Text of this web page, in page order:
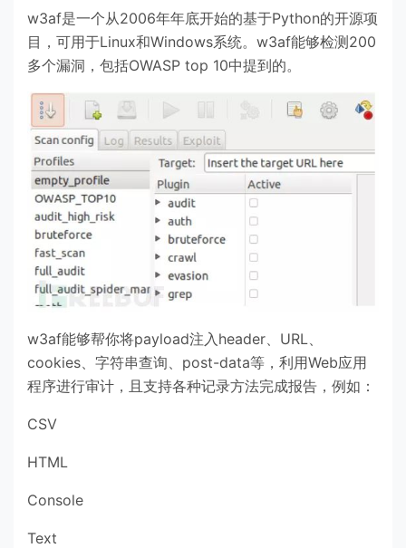
w3af是一个从2006年年底开始的基于Python的开源项
目，可用于Linux和Windows系统。w3af能够检测200
多个漏洞，包括OWASP top 10中提到的。
w3af能够帮你将payload注入header、URL、
cookies、字符串查询、post-data等，利用Web应用
程序进行审计，且支持各种记录方法完成报告，例如：
CSV
HTML
Console
Text